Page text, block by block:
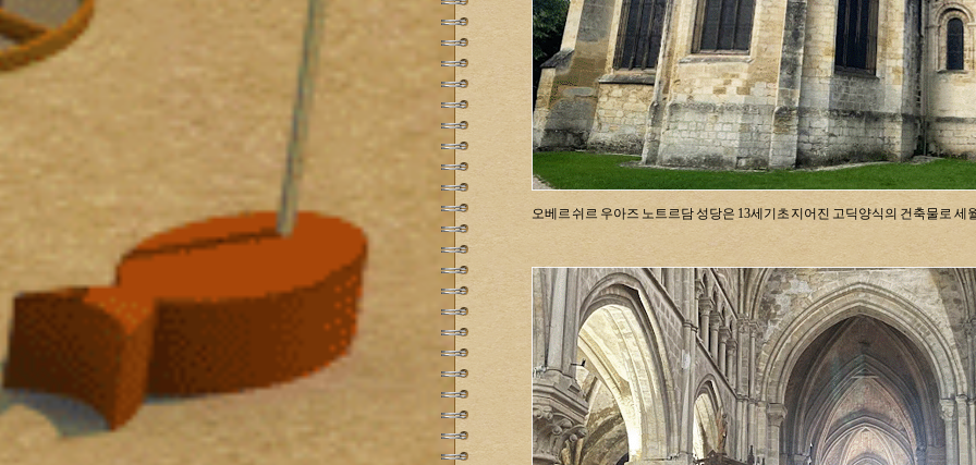
오베르 쉬르 우아즈 노트르담 성당은 13세기초 지어진 고딕양식의 건축물로 세